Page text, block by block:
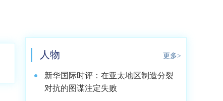
人物 更多>
新华国际时评：在亚太地区制造分裂
对抗的图谋注定失败